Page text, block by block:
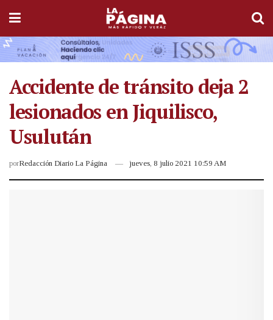
Accidente de tránsito deja 2
lesionados en Jiquilisco,
Usulután
porRedacción Diario La Página jueves, 8 julio 2021 10:59 AM